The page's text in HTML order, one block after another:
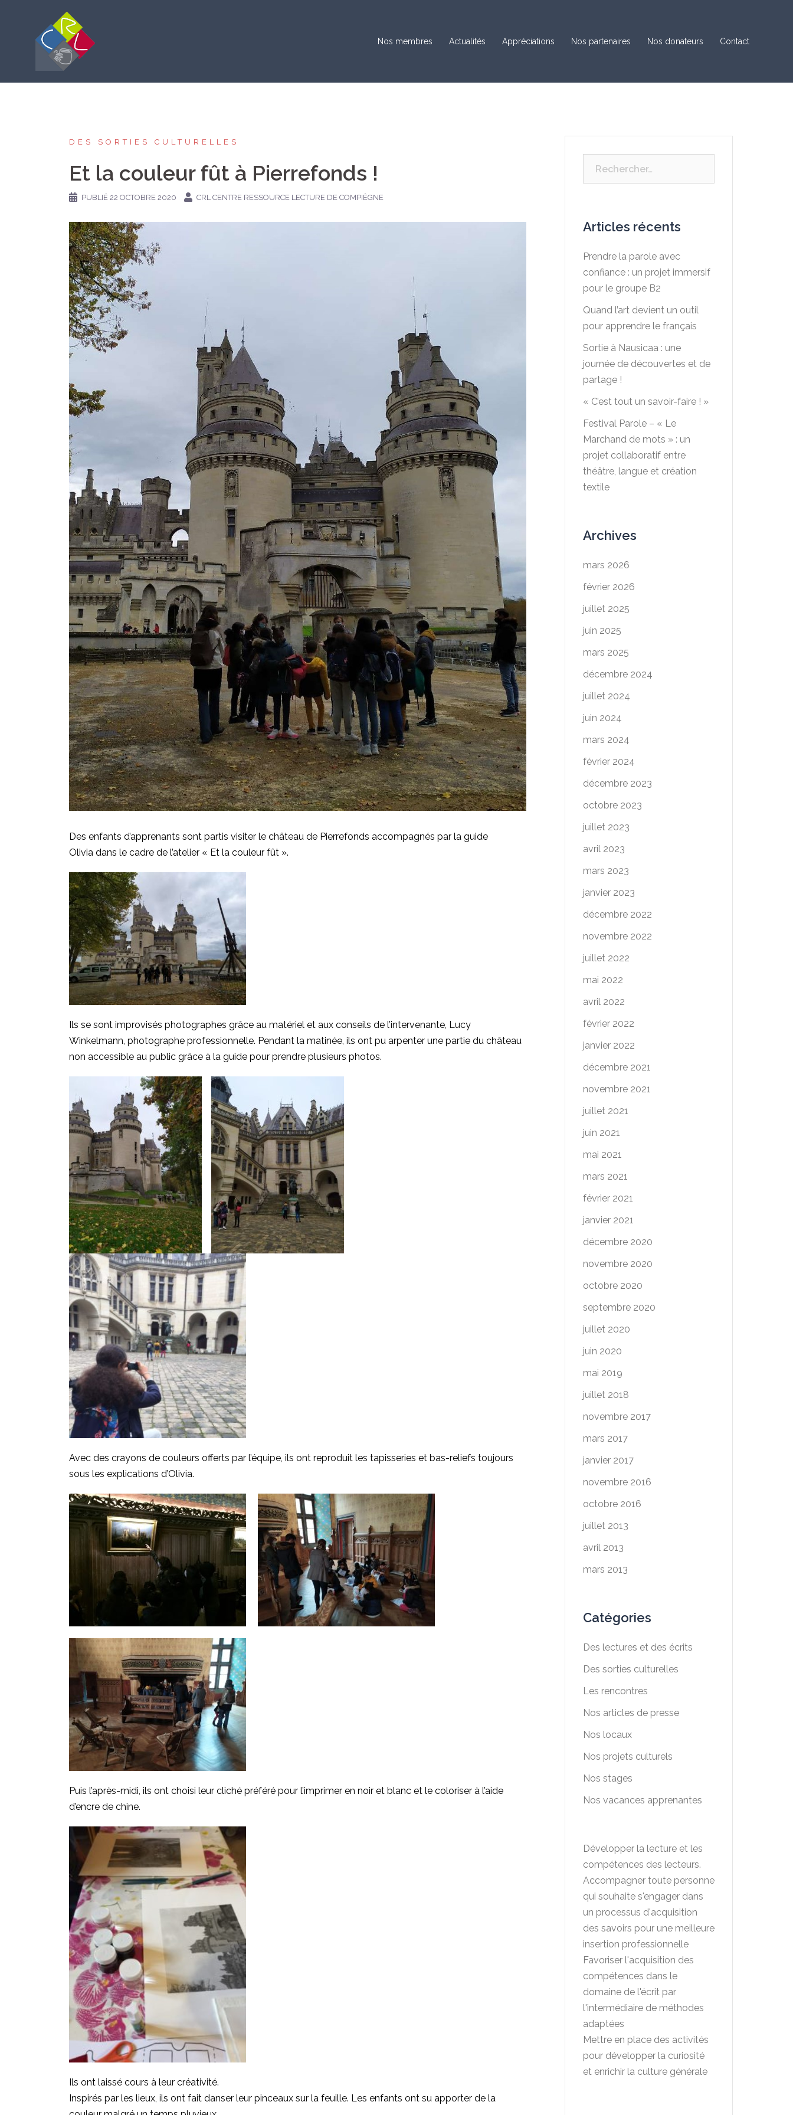
Nos membres Actualités Appréciations Nos partenaires Nos donateurs Contact
DES SORTIES CULTURELLES
Et la couleur fût à Pierrefonds !
PUBLIÉ 22 OCTOBRE 2020 CRL CENTRE RESSOURCE LECTURE DE COMPIÈGNE
Des enfants d’apprenants sont partis visiter le château de Pierrefonds accompagnés par la guide
Olivia dans le cadre de l’atelier « Et la couleur fût ».
Ils se sont improvisés photographes grâce au matériel et aux conseils de l’intervenante, Lucy
Winkelmann, photographe professionnelle. Pendant la matinée, ils ont pu arpenter une partie du château
non accessible au public grâce à la guide pour prendre plusieurs photos.
Avec des crayons de couleurs offerts par l’équipe, ils ont reproduit les tapisseries et bas-reliefs toujours
sous les explications d’Olivia.
Puis l’après-midi, ils ont choisi leur cliché préféré pour l’imprimer en noir et blanc et le coloriser à l’aide
d’encre de chine.
Ils ont laissé cours à leur créativité.
Inspirés par les lieux, ils ont fait danser leur pinceaux sur la feuille. Les enfants ont su apporter de la
Articles récents
Prendre la parole avec
confiance : un projet immersif
pour le groupe B2
Quand l’art devient un outil
pour apprendre le français
Sortie à Nausicaa : une
journée de découvertes et de
partage !
« C’est tout un savoir-faire ! »
Festival Parole – « Le
Marchand de mots » : un
projet collaboratif entre
théâtre, langue et création
textile
Archives
mars 2026
février 2026
juillet 2025
juin 2025
mars 2025
décembre 2024
juillet 2024
juin 2024
mars 2024
février 2024
décembre 2023
octobre 2023
juillet 2023
avril 2023
mars 2023
janvier 2023
décembre 2022
novembre 2022
juillet 2022
mai 2022
avril 2022
février 2022
janvier 2022
décembre 2021
novembre 2021
juillet 2021
juin 2021
mai 2021
mars 2021
février 2021
janvier 2021
décembre 2020
novembre 2020
octobre 2020
septembre 2020
juillet 2020
juin 2020
mai 2019
juillet 2018
novembre 2017
mars 2017
janvier 2017
novembre 2016
octobre 2016
juillet 2013
avril 2013
mars 2013
Catégories
Des lectures et des écrits
Des sorties culturelles
Les rencontres
Nos articles de presse
Nos locaux
Nos projets culturels
Nos stages
Nos vacances apprenantes
Développer la lecture et les
compétences des lecteurs.
Accompagner toute personne
qui souhaite s'engager dans
un processus d'acquisition
des savoirs pour une meilleure
insertion professionnelle
Favoriser l'acquisition des
compétences dans le
domaine de l'écrit par
l'intermédiaire de méthodes
adaptées
Mettre en place des activités
pour développer la curiosité
et enrichir la culture générale